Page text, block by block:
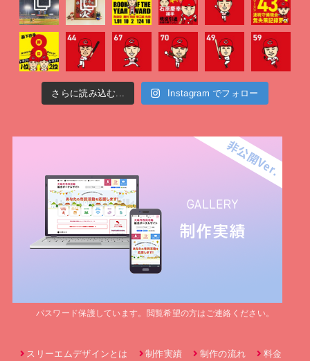
さらに読み込む... Instagram でフォロー
パスワード保護しています。閲覧希望の方はご連絡ください。
スリーエムデザインとは 制作実績 制作の流れ 料金